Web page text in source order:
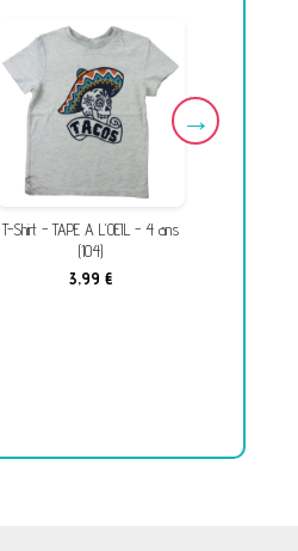
T-Shirt - TAPE A L'OEIL - 4 ans
(104)
3,99 €